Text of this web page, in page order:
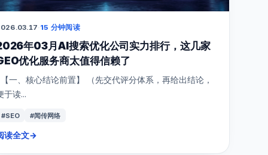
·15 分钟阅读
年03月AI搜索优化公司实力排行，这几家
优化服务商太值得信赖了
一、核心结论前置】 （先交代评分体系，再给出结论，
于读...
#SEO #闻传网络
读全文→